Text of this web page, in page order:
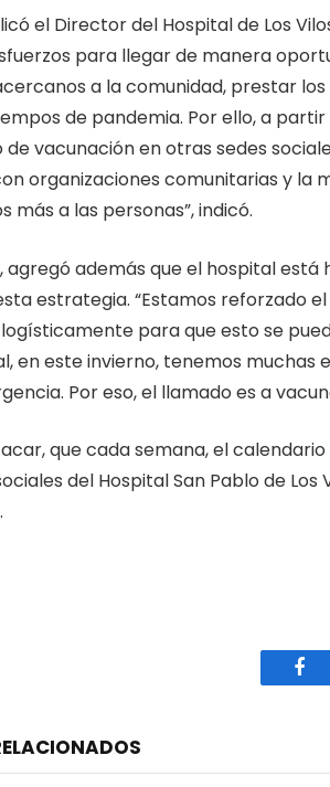
el Director del Hospital de Los
para llegar de manera
a la comunidad, prestar
de pandemia. Por ello, a
vacunación en otras sedes
organizaciones comunitarias y la
más a las personas”, indicó.
agregó además que el hospital
estrategia. “Estamos reforzado
para que esto se
en este invierno, tenemos
Por eso, el llamado es a
que cada semana, el
del Hospital San Pablo de Los